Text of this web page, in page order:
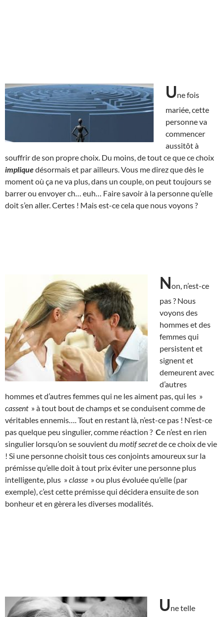
Une fois
mariée, cette
personne va
commencer
aussitôt à
souffrir de son propre choix. Du moins, de tout ce que ce choix
impliquedésormais et par ailleurs. Vous me direz que dès le
moment où ça ne va plus, dans un couple, on peut toujours se
barrer ou envoyer ch… euh… Faire savoir à la personne qu’elle
doit s’en aller. Certes ! Mais est-ce cela que nous voyons ?
Non, n’est-ce
pas ? Nous
voyons des
hommes et des
femmes qui
persistent et
signent et
demeurent avec
d’autres
hommes et d’autres femmes qui ne les aiment pas, qui les »
cassent» à tout bout de champs et se conduisent comme de
véritables ennemis…. Tout en restant là, n’est-ce pas ! N’est-ce
pas quelque peu singulier, comme réaction ? Ce n’est en rien
singulier lorsqu’on se souvient du motif secretde ce choix de vie
! Si une personne choisit tous ces conjoints amoureux sur la
prémisse qu’elle doit à tout prix éviter une personne plus
intelligente, plus »classe » ou plus évoluée qu’elle (par
exemple), c’est cette prémisse qui décidera ensuite de son
bonheur et en gèrera les diverses modalités.
Une telle